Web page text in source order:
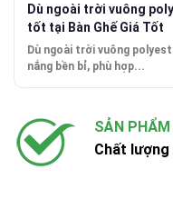
Dù ngoài trời vuông
tốt tại Bàn Ghế Giá Tốt
Dù ngoài trời vuông
nắng bền bỉ, phù hợp...
SẢN PHẨM
Chất lượng